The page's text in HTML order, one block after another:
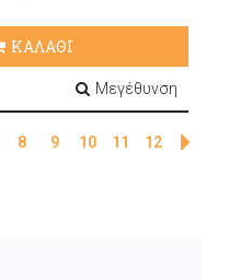
ΚΑΛΑΘΙ
Μεγέθυνση
8 9 10 11 12